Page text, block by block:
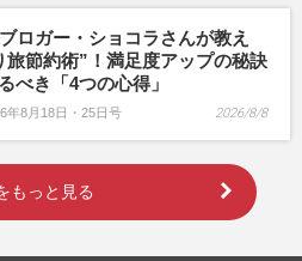
ロガー・ショコラさんが教え
旅節約術”！満足度アップの秘訣
べき「4つの心得」
年8月18日・25日号 2026/8/8
もっと見る